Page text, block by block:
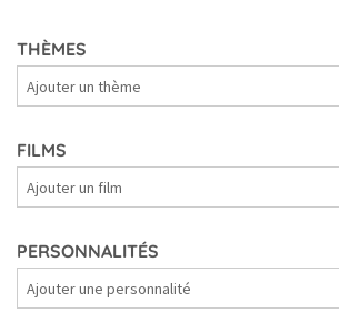
THÈMES
FILMS
PERSONNALITÉS